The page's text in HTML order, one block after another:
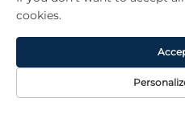
cookies.